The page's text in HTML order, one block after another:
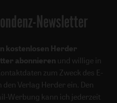
Newsletter
kostenlosen Herder
abonnieren und willige in
zum Zweck des E-
Verlag Herder ein. Den
Werbung kann ich jederzeit